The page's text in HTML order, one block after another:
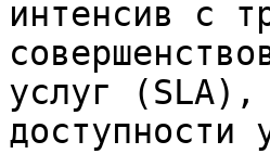
интенсив с
услуг (SLA),
доступности